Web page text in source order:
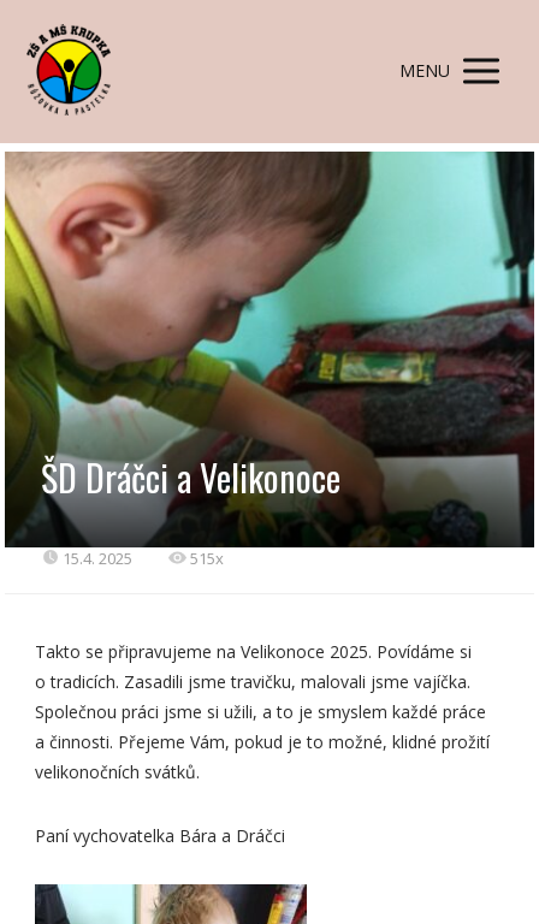
MENU
ŠD Dráčci a Velikonoce
15.4. 2025 515x
Takto se připravujeme na Velikonoce 2025. Povídáme si
o tradicích. Zasadili jsme travičku, malovali jsme vajíčka.
Společnou práci jsme si užili, a to je smyslem každé práce
a činnosti. Přejeme Vám, pokud je to možné, klidné prožití
velikonočních svátků.
Paní vychovatelka Bára a Dráčci